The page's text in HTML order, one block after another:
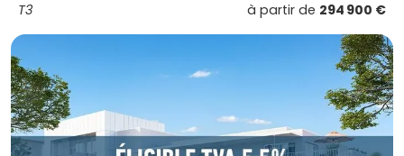
T3
à partir de 294 900 €